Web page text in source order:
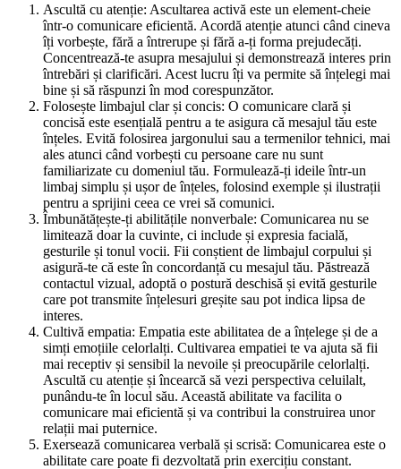
Ascultă cu atenție: Ascultarea activă este un element-cheie
într-o comunicare eficientă. Acordă atenție atunci când cineva
îți vorbește, fără a întrerupe și fără a-ți forma prejudecăți.
Concentrează-te asupra mesajului și demonstrează interes prin
întrebări și clarificări. Acest lucru îți va permite să înțelegi mai
bine și să răspunzi în mod corespunzător.
Folosește limbajul clar și concis: O comunicare clară și
concisă este esențială pentru a te asigura că mesajul tău este
înțeles. Evită folosirea jargonului sau a termenilor tehnici, mai
ales atunci când vorbești cu persoane care nu sunt
familiarizate cu domeniul tău. Formulează-ți ideile într-un
limbaj simplu și ușor de înțeles, folosind exemple și ilustrații
pentru a sprijini ceea ce vrei să comunici.
Îmbunătățește-ți abilitățile nonverbale: Comunicarea nu se
limitează doar la cuvinte, ci include și expresia facială,
gesturile și tonul vocii. Fii conștient de limbajul corpului și
asigură-te că este în concordanță cu mesajul tău. Păstrează
contactul vizual, adoptă o postură deschisă și evită gesturile
care pot transmite înțelesuri greșite sau pot indica lipsa de
interes.
Cultivă empatia: Empatia este abilitatea de a înțelege și de a
simți emoțiile celorlalți. Cultivarea empatiei te va ajuta să fii
mai receptiv și sensibil la nevoile și preocupările celorlalți.
Ascultă cu atenție și încearcă să vezi perspectiva celuilalt,
punându-te în locul său. Această abilitate va facilita o
comunicare mai eficientă și va contribui la construirea unor
relații mai puternice.
Exersează comunicarea verbală și scrisă: Comunicarea este o
abilitate care poate fi dezvoltată prin exercițiu constant.